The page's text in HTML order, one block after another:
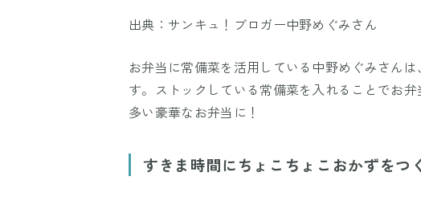
出典：サンキュ！ブロガー中野めぐみさん
お弁当に常備菜を活用している中野めぐみさん
す。ストックしている常備菜を入れることでお
多い豪華なお弁当に！
すきま時間にちょこちょこおかずをつ